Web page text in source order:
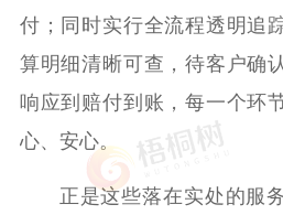
付；同时实行全流程透明追
算明细清晰可查，待客户确
响应到赔付到账，每一个环
心、安心。
正是这些落在实处的服